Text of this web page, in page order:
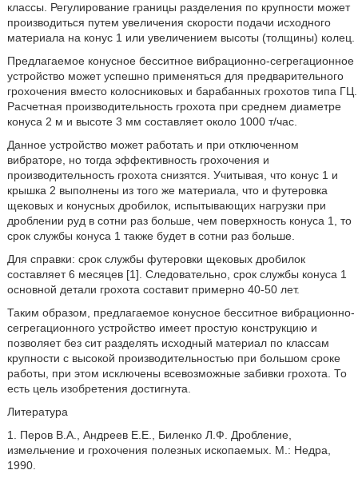
классы. Регулирование границы разделения по крупности может
производиться путем увеличения скорости подачи исходного
материала на конус 1 или увеличением высоты (толщины) колец.
Предлагаемое конусное бесситное вибрационно-сегрегационное
устройство может успешно применяться для предварительного
грохочения вместо колосниковых и барабанных грохотов типа ГЦ.
Расчетная производительность грохота при среднем диаметре
конуса 2 м и высоте 3 мм составляет около 1000 т/час.
Данное устройство может работать и при отключенном
вибраторе, но тогда эффективность грохочения и
производительность грохота снизятся. Учитывая, что конус 1 и
крышка 2 выполнены из того же материала, что и футеровка
щековых и конусных дробилок, испытывающих нагрузки при
дроблении руд в сотни раз больше, чем поверхность конуса 1, то
срок службы конуса 1 также будет в сотни раз больше.
Для справки: срок службы футеровки щековых дробилок
составляет 6 месяцев [1]. Следовательно, срок службы конуса 1
основной детали грохота составит примерно 40-50 лет.
Таким образом, предлагаемое конусное бесситное вибрационно-
сегрегационного устройство имеет простую конструкцию и
позволяет без сит разделять исходный материал по классам
крупности с высокой производительностью при большом сроке
работы, при этом исключены всевозможные забивки грохота. То
есть цель изобретения достигнута.
Литература
1. Перов В.А., Андреев Е.Е., Биленко Л.Ф. Дробление,
измельчение и грохочения полезных ископаемых. М.: Недра,
1990.